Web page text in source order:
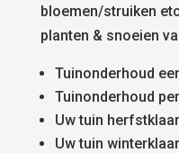
bloemen/struiken
planten & snoeien
Tuinonderhoud
Tuinonderhoud
Uw tuin
Uw tuin